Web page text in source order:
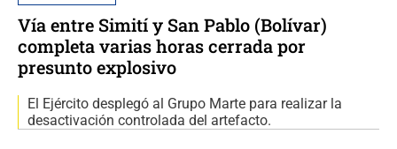
Vía entre Simití y San Pablo (Bolívar)
completa varias horas cerrada por
presunto explosivo
El Ejército desplegó al Grupo Marte para realizar la
desactivación controlada del artefacto.